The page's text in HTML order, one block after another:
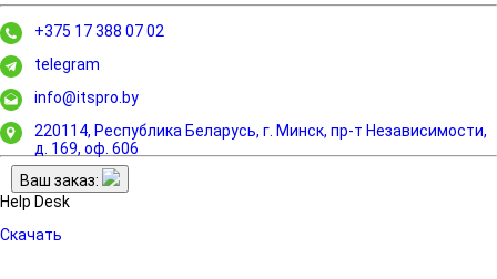
+375 17 388 07 02
telegram
info@itspro.by
220114, Республика Беларусь, г. Минск, пр-т Независимости,
д. 169, оф. 606
Ваш заказ:
Help Desk
Скачать